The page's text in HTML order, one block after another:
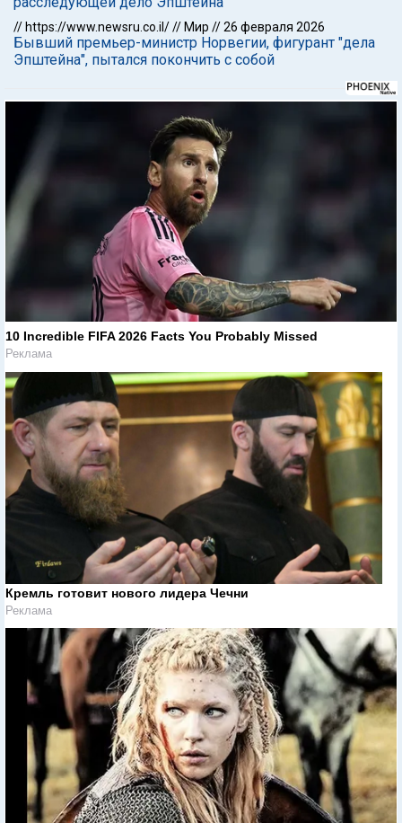
// https://www.newsru.co.il/// Мир //26 февраля 2026
Бывший премьер-министр Норвегии, фигурант "дела
Эпштейна", пытался покончить с собой
10 Incredible FIFA 2026 Facts You Probably Missed
Реклама
Кремль готовит нового лидера Чечни
Реклама